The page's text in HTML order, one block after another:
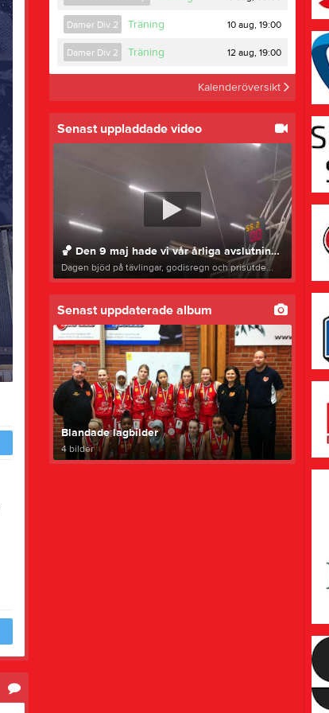
Damer Div 2 Träning 10 aug, 19:00
Damer Div 2 Träning 12 aug, 19:00
Kalenderöversikt
Senast uppladdade video
🏀 Den 9 maj hade vi vår årliga avslutning i Nyhemshallen!
Dagen bjöd på tävlingar, godisregn och prisutde...
Senast uppdaterade album
Blandade lagbilder
4 bilder